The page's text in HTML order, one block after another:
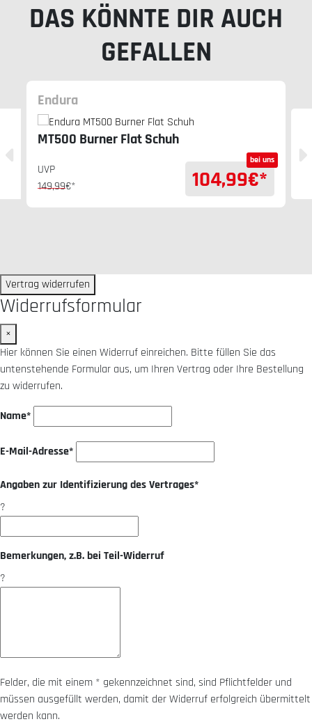
DAS KÖNNTE DIR AUCH
GEFALLEN
Endura
MT500 Burner Flat Schuh
UVP
149,99€*
bei uns
104,99€*
Vertrag widerrufen
Widerrufsformular
×
Hier können Sie einen Widerruf einreichen. Bitte füllen Sie das
untenstehende Formular aus, um Ihren Vertrag oder Ihre Bestellung
zu widerrufen.
Name*
E-Mail-Adresse*
Angaben zur Identifizierung des Vertrages*
?
Bemerkungen, z.B. bei Teil-Widerruf
?
Felder, die mit einem * gekennzeichnet sind, sind Pflichtfelder und
müssen ausgefüllt werden, damit der Widerruf erfolgreich übermittelt
werden kann.